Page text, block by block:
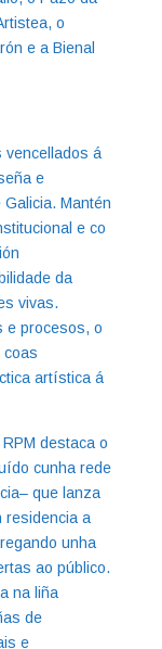
o
e a Bienal
vencellados á
e
Mantén
e co
da
vivas.
e procesos, o
coas
artística á
destaca o
cunha rede
que lanza
residencia a
unha
ao público.
na liña
de
e